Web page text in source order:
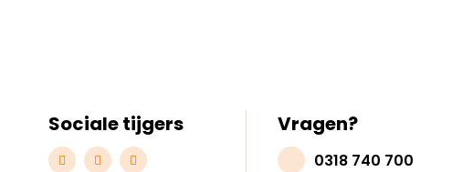
Sociale tijgers Vragen?
0318 740 700